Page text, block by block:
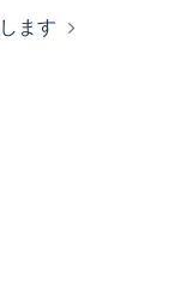
ます